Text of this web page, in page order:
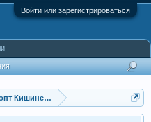
Войти или зарегистрироваться
Кишинев, Бельцы